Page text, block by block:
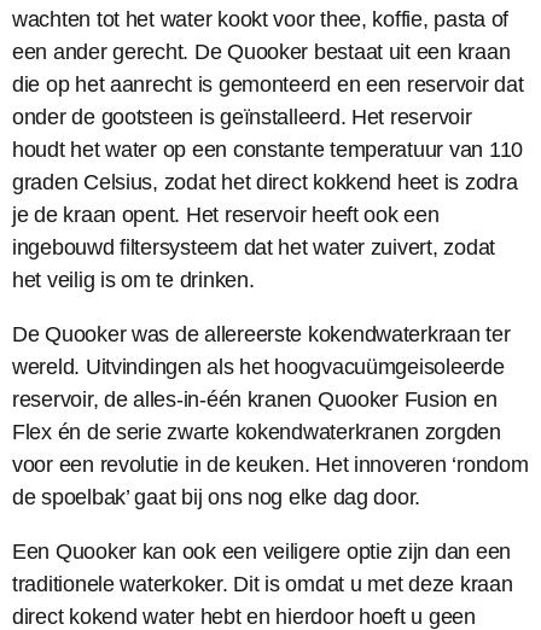
wachten tot het water kookt voor thee, koffie, pasta of
een ander gerecht. De Quooker bestaat uit een kraan
die op het aanrecht is gemonteerd en een reservoir dat
onder de gootsteen is geïnstalleerd. Het reservoir
houdt het water op een constante temperatuur van 110
graden Celsius, zodat het direct kokkend heet is zodra
je de kraan opent. Het reservoir heeft ook een
ingebouwd filtersysteem dat het water zuivert, zodat
het veilig is om te drinken.
De Quooker was de allereerste kokendwaterkraan ter
wereld. Uitvindingen als het hoogvacuümgeisoleerde
reservoir, de alles-in-één kranen Quooker Fusion en
Flex én de serie zwarte kokendwaterkranen zorgden
voor een revolutie in de keuken. Het innoveren ‘rondom
de spoelbak’ gaat bij ons nog elke dag door.
Een Quooker kan ook een veiligere optie zijn dan een
traditionele waterkoker. Dit is omdat u met deze kraan
direct kokend water hebt en hierdoor hoeft u geen